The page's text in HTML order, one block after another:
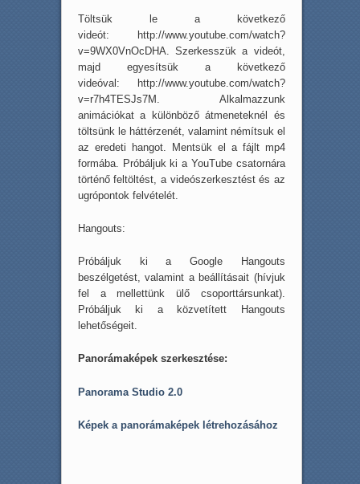
Töltsük le a következő
videót: http://www.youtube.com/watch?
v=9WX0VnOcDHA. Szerkesszük a videót,
majd egyesítsük a következő
videóval: http://www.youtube.com/watch?
v=r7h4TESJs7M. Alkalmazzunk
animációkat a különböző átmeneteknél és
töltsünk le háttérzenét, valamint némítsuk el
az eredeti hangot. Mentsük el a fájlt mp4
formába. Próbáljuk ki a YouTube csatornára
történő feltöltést, a videószerkesztést és az
ugrópontok felvételét.
Hangouts:
Próbáljuk ki a Google Hangouts
beszélgetést, valamint a beállításait (hívjuk
fel a mellettünk ülő csoporttársunkat).
Próbáljuk ki a közvetített Hangouts
lehetőségeit.
Panorámaképek szerkesztése:
Panorama Studio 2.0
Képek a panorámaképek létrehozásához